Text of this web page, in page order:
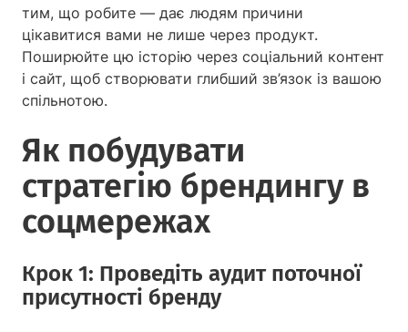
тим, що робите — дає людям причини
цікавитися вами не лише через продукт.
Поширюйте цю історію через соціальний контент
і сайт, щоб створювати глибший зв’язок із вашою
спільнотою.
Як побудувати
стратегію брендингу в
соцмережах
Крок 1: Проведіть аудит поточної
присутності бренду